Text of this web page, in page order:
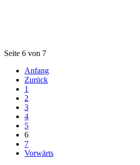
Seite 6 von 7
Anfang
Zurück
1
2
3
4
5
6
7
Vorwärts